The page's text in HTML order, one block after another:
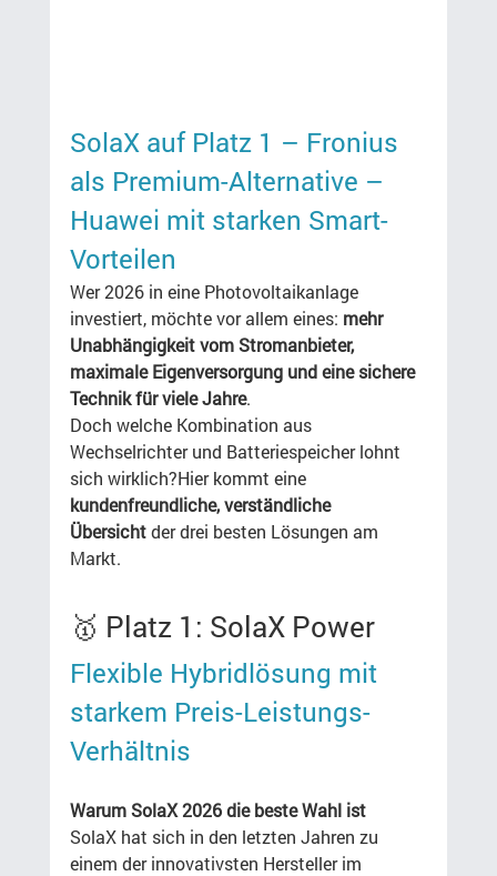
SolaX auf Platz 1 – Fronius
als Premium-Alternative –
Huawei mit starken Smart-
Vorteilen
Wer 2026 in eine Photovoltaikanlage
investiert, möchte vor allem eines: mehr
Unabhängigkeit vom Stromanbieter,
maximale Eigenversorgung und eine sichere
Technik für viele Jahre.
Doch welche Kombination aus
Wechselrichter und Batteriespeicher lohnt
sich wirklich?Hier kommt eine
kundenfreundliche, verständliche
Übersicht der drei besten Lösungen am
Markt.
🥇 Platz 1: SolaX Power
Flexible Hybridlösung mit
starkem Preis-Leistungs-
Verhältnis
Warum SolaX 2026 die beste Wahl ist
SolaX hat sich in den letzten Jahren zu
einem der innovativsten Hersteller im